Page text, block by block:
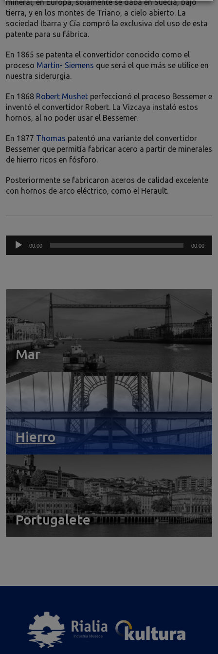
mineral, en Europa, solamente se daba en Suecia, bajo
tierra, y en los montes de Triano, a cielo abierto. La
sociedad Ibarra y Cía compró la exclusiva del uso de esta
patente para su fábrica.
En 1865 se patenta el convertidor conocido como el
proceso Martin- Siemens que será el que más se utilice en
nuestra siderurgia.
En 1868 Robert Mushet perfeccionó el proceso Bessemer e
inventó el convertidor Robert. La Vizcaya instaló estos
hornos, al no poder usar el Bessemer.
En 1877 Thomas patentó una variante del convertidor
Bessemer que permitía fabricar acero a partir de minerales
de hierro ricos en fósforo.
Posteriormente se fabricaron aceros de calidad excelente
con hornos de arco eléctrico, como el Herault.
Reproductor
00:00 00:00
Mar
Hierro
Portugalete